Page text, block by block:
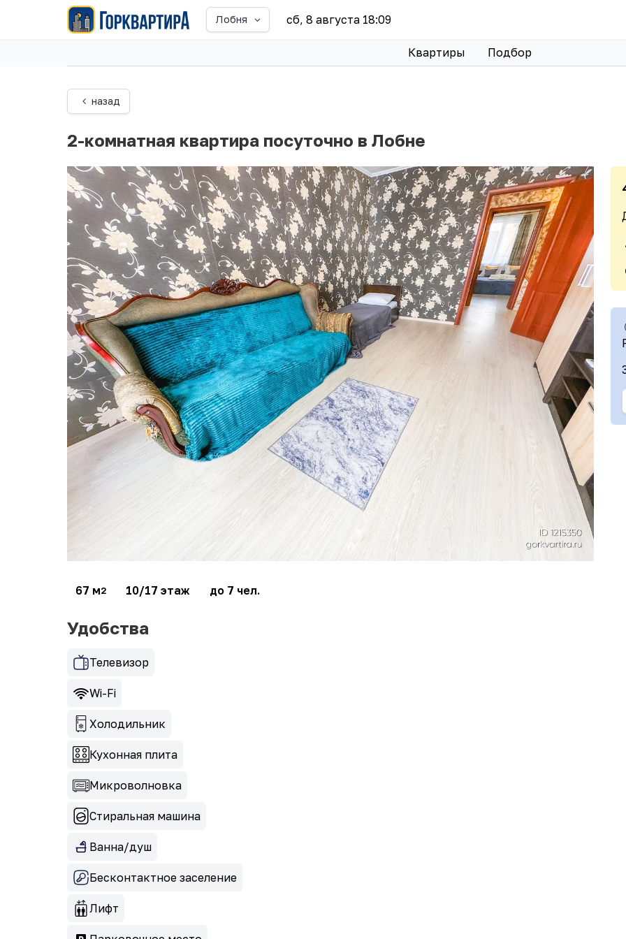
Лобня сб, 8 августа 18:09
Квартиры Подбор
назад
2-комнатная квартира посуточно в Лобне
67 м2 10/17 этаж до 7 чел.
Удобства
Телевизор
Wi-Fi
Холодильник
Кухонная плита
Микроволновка
Стиральная машина
Ванна/душ
Бесконтактное заселение
Лифт